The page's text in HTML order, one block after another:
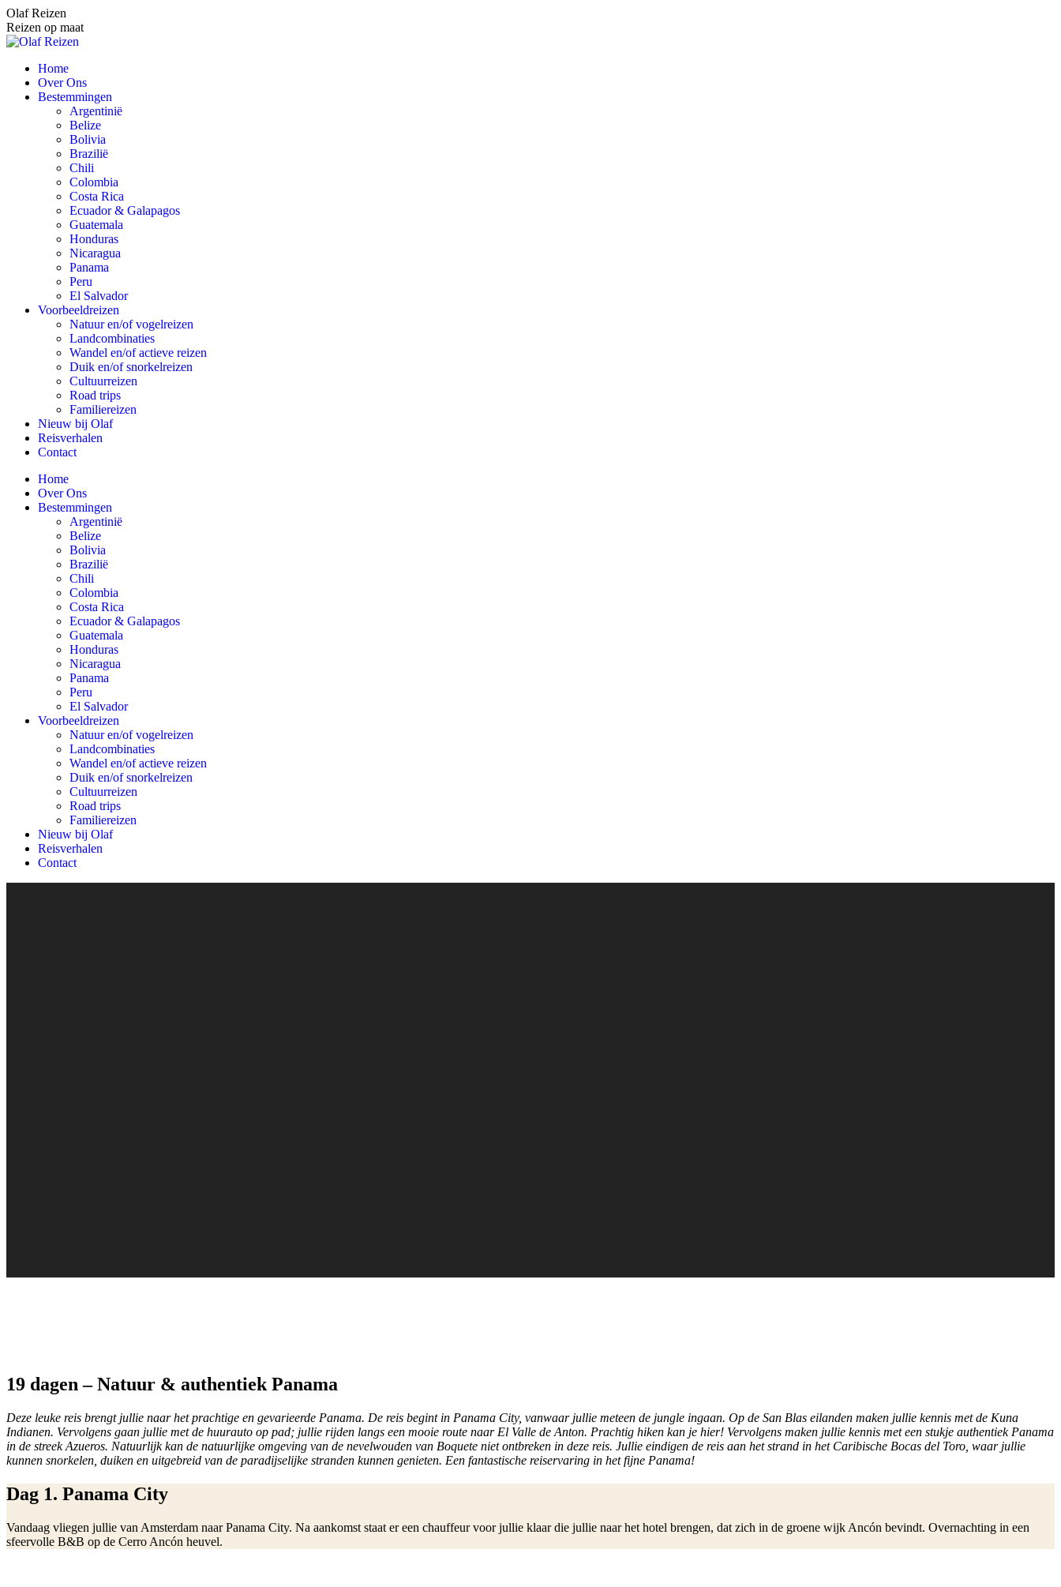
Spring
naar
content
Olaf Reizen
Reizen op maat
Home
Over Ons
Bestemmingen
Argentinië
Belize
Bolivia
Brazilië
Chili
Colombia
Costa Rica
Ecuador & Galapagos
Guatemala
Honduras
Nicaragua
Panama
Peru
El Salvador
Voorbeeldreizen
Natuur en/of vogelreizen
Landcombinaties
Wandel en/of actieve reizen
Duik en/of snorkelreizen
Cultuurreizen
Road trips
Familiereizen
Nieuw bij Olaf
Reisverhalen
Contact
Home
Over Ons
Bestemmingen
Argentinië
Belize
Bolivia
Brazilië
Chili
Colombia
Costa Rica
Ecuador & Galapagos
Guatemala
Honduras
Nicaragua
Panama
Peru
El Salvador
Voorbeeldreizen
Natuur en/of vogelreizen
Landcombinaties
Wandel en/of actieve reizen
Duik en/of snorkelreizen
Cultuurreizen
Road trips
Familiereizen
Nieuw bij Olaf
Reisverhalen
Contact
19 dagen – Natuur & authentiek Panama
Deze leuke reis brengt jullie naar het prachtige en gevarieerde Panama. De reis begint in Panama City, vanwaar jullie meteen de jungle ingaan. Op de San Blas eilanden maken jullie kennis met de Kuna
Indianen. Vervolgens gaan jullie met de huurauto op pad; jullie rijden langs een mooie route naar El Valle de Anton. Prachtig hiken kan je hier! Vervolgens maken jullie kennis met een stukje authentiek Panama
in de streek Azueros. Natuurlijk kan de natuurlijke omgeving van de nevelwouden van Boquete niet ontbreken in deze reis. Jullie eindigen de reis aan het strand in het Caribische Bocas del Toro, waar jullie
kunnen snorkelen, duiken en uitgebreid van de paradijselijke stranden kunnen genieten. Een fantastische reiservaring in het fijne Panama!
Dag 1. Panama City
Vandaag vliegen jullie van Amsterdam naar Panama City. Na aankomst staat er een chauffeur voor jullie klaar die jullie naar het hotel brengen, dat zich in de groene wijk Ancón bevindt. Overnachting in een
sfeervolle B&B op de Cerro Ancón heuvel.